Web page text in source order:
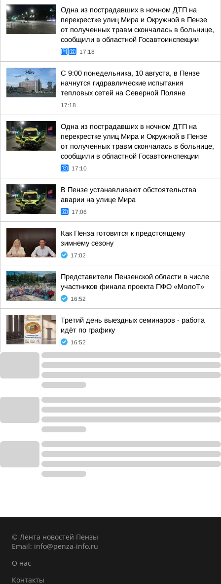
Одна из пострадавших в ночном ДТП на
перекрестке улиц Мира и Окружной в Пензе
от полученных травм скончалась в больнице,
сообщили в областной Госавтоинспекции
17:18
С 9:00 понедельника, 10 августа, в Пензе
начнутся гидравлические испытания
тепловых сетей на Северной Поляне
17:18
Одна из пострадавших в ночном ДТП на
перекрестке улиц Мира и Окружной в Пензе
от полученных травм скончалась в больнице,
сообщили в областной Госавтоинспекции
17:10
В Пензе устанавливают обстоятельства
аварии на улице Мира
17:06
Как Пенза готовится к предстоящему
зимнему сезону
17:02
Представители Пензенской области в числе
участников финала проекта ПФО «МолоТ»
16:52
Третий день выездных семинаров - работа
идёт по графику
16:52
© Лента новостей Пензы
Email: info@penza-info.ru
О нас
Контакты